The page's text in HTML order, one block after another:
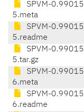
SPVM-0.99015
5.meta
SPVM-0.99015
5.readme
SPVM-0.99015
5.tar.gz
SPVM-0.99015
6.meta
SPVM-0.99015
6.readme